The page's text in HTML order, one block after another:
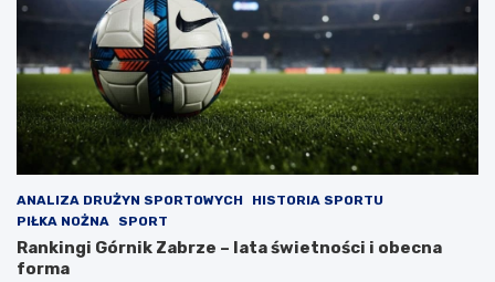
ANALIZA DRUŻYN SPORTOWYCH
HISTORIA SPORTU
PIŁKA NOŻNA
SPORT
Rankingi Górnik Zabrze – lata świetności i obecna
forma